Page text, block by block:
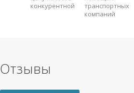
конкурентной
транспортных
компаний
Отзывы